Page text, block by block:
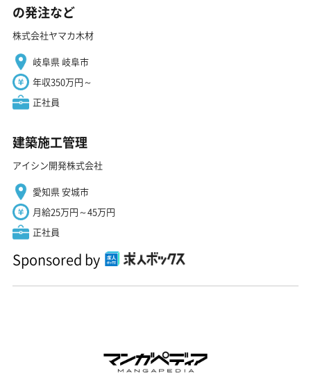
の発注など
株式会社ヤマカ木材
岐阜県 岐阜市
年収350万円～
正社員
建築施工管理
アイシン開発株式会社
愛知県 安城市
月給25万円～45万円
正社員
Sponsored by